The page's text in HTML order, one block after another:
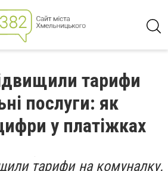
тарифи
послуги: як
у платіжках
тарифи на комуналку.